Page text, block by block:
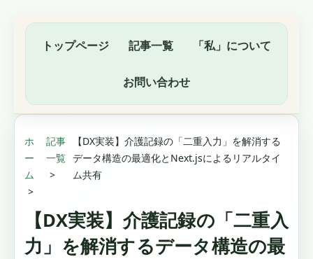
トップページ 記事一覧 「私」について
お問い合わせ
ホ
ー
ム
記事
一覧
【DX実装】介護記録の「二重入力」を解消する
データ構造の最適化とNext.jsによるリアルタイ
ム共有
【DX実装】介護記録の「二重入
力」を解消するデータ構造の最